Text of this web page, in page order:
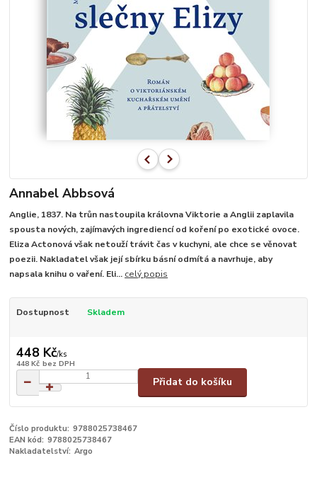
Annabel Abbsová
Anglie, 1837. Na trůn nastoupila královna Viktorie a Anglii zaplavila
spousta nových, zajímavých ingrediencí od koření po exotické ovoce.
Eliza Actonová však netouží trávit čas v kuchyni, ale chce se věnovat
poezii. Nakladatel však její sbírku básní odmítá a navrhuje, aby
napsala knihu o vaření. Eli... celý popis
Dostupnost Skladem
448 Kč/ks
448 Kč bez DPH
Přidat do košíku
Číslo produktu: 9788025738467
EAN kód: 9788025738467
Nakladatelství: Argo